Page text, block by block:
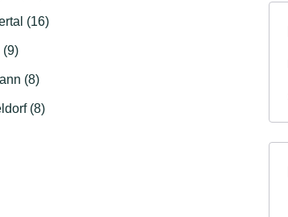
(16)
(9)
(8)
(8)